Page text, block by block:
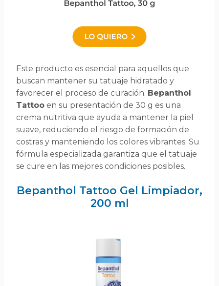
Este producto es esencial para aquellos que
buscan mantener su tatuaje hidratado y
favorecer el proceso de curación. Bepanthol
Tattooen su presentación de 30 g es una
crema nutritiva que ayuda a mantener la piel
suave, reduciendo el riesgo de formación de
costras y manteniendo los colores vibrantes. Su
fórmula especializada garantiza que el tatuaje
se cure en las mejores condiciones posibles.
Bepanthol Tattoo Gel Limpiador,
200 ml